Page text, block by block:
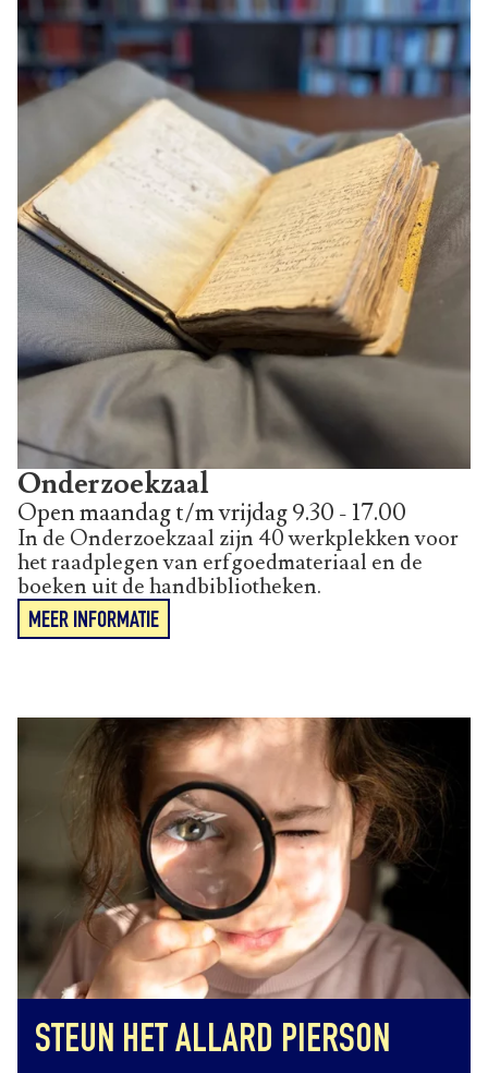
Onderzoekzaal
Open maandag t/m vrijdag 9.30 - 17.00
In de Onderzoekzaal zijn 40 werkplekken voor
het raadplegen van erfgoedmateriaal en de
boeken uit de handbibliotheken.
MEER INFORMATIE
STEUN HET ALLARD PIERSON